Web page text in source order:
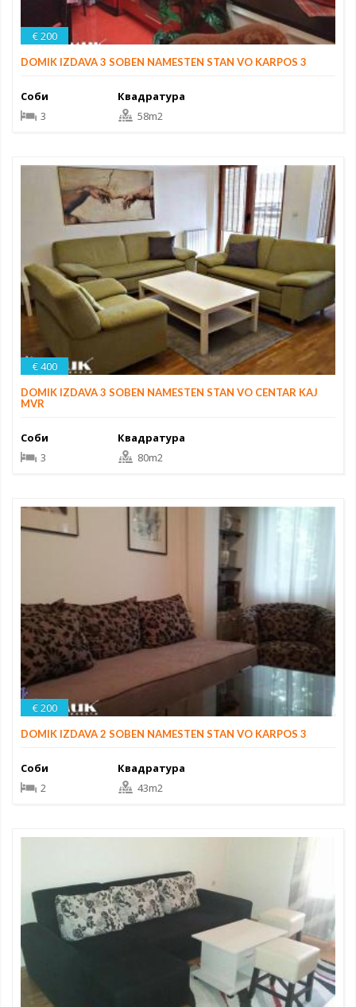
€ 200
DOMIK IZDAVA 3 SOBEN NAMESTEN STAN VO KARPOS 3
Соби
3
Квадратура
58m2
€ 400
DOMIK IZDAVA 3 SOBEN NAMESTEN STAN VO CENTAR KAJ
MVR
Соби
3
Квадратура
80m2
€ 200
DOMIK IZDAVA 2 SOBEN NAMESTEN STAN VO KARPOS 3
Соби
2
Квадратура
43m2